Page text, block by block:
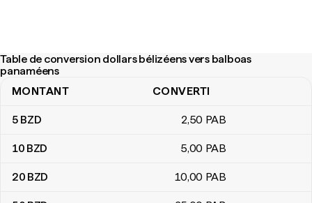
Table de conversion dollars bélizéens vers balboas
panaméens
Table de conversion dollars bélizéens vers balboas panaméens
MONTANT CONVERTI
5 BZD 2,50 PAB
10 BZD 5,00 PAB
20 BZD 10,00 PAB